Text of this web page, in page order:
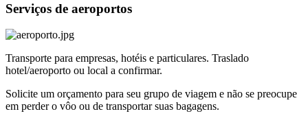
Serviços de aeroportos
Transporte para empresas, hotéis e particulares. Traslado
hotel/aeroporto ou local a confirmar.
Solicite um orçamento para seu grupo de viagem e não se preocupe
em perder o vôo ou de transportar suas bagagens.